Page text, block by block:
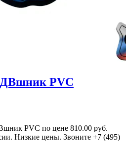
PVC
PVC по цене 810.00 руб.
Низкие цены. Звоните +7 (495)